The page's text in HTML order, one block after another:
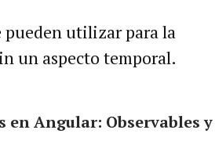
pueden utilizar para la
un aspecto temporal.
en Angular: Observables y